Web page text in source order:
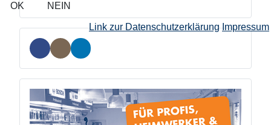
OK NEIN
Link zur Datenschutzerklärung Impressum